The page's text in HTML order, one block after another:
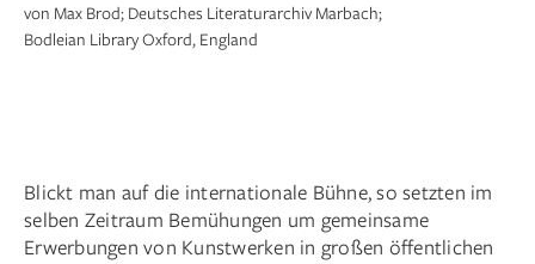
von Max Brod; Deutsches Literaturarchiv Marbach;
Bodleian Library Oxford, England
Blickt man auf die internationale Bühne, so setzten im
selben Zeitraum Bemühungen um gemeinsame
Erwerbungen von Kunstwerken in großen öffentlichen